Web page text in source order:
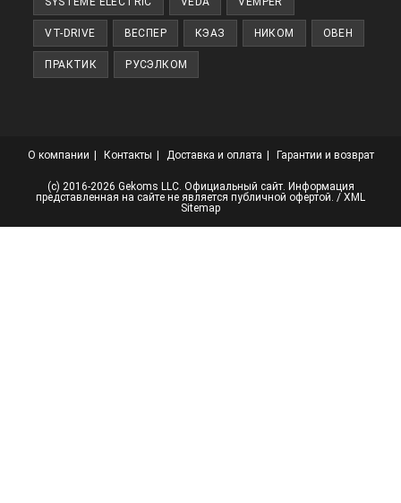
VT-DRIVE ВЕСПЕР КЭАЗ НИКОМ ОВЕН
ПРАКТИК РУСЭЛКОМ
О компании Контакты Доставка и оплата Гарантии и возврат
(с) 2016-2026 Gekoms LLC. Официальный сайт. Информация
представленная на сайте не является публичной офертой. / XML
Sitemap